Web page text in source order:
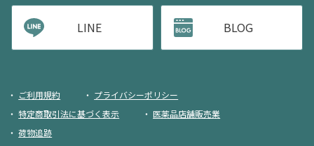
LINE BLOG
ご利用規約
プライバシーポリシー
特定商取引法に基づく表示
医薬品店舗販売業
荷物追跡